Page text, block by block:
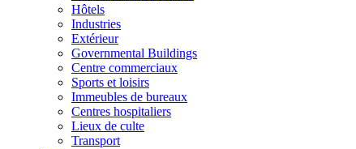
Hôtels
Industries
Extérieur
Governmental Buildings
Centre commerciaux
Sports et loisirs
Immeubles de bureaux
Centres hospitaliers
Lieux de culte
Transport